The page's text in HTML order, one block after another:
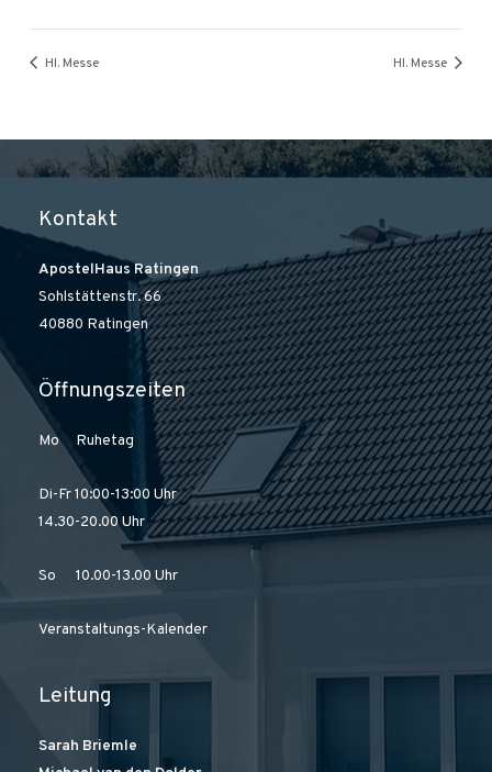
Hl. Messe Hl. Messe
Kontakt
ApostelHaus Ratingen
Sohlstättenstr. 66
40880 Ratingen
Öffnungszeiten
Mo Ruhetag
Di-Fr 10:00-13:00 Uhr
14.30-20.00 Uhr
So 10.00-13.00 Uhr
Veranstaltungs-Kalender
Leitung
Sarah Briemle